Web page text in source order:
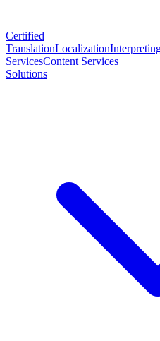
Certified
TranslationLocalization
ServicesContent Services
Solutions